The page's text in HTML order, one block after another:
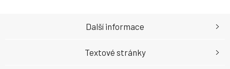
Další informace
Textové stránky